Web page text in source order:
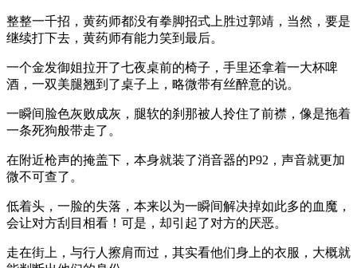
整整一千招，黄药师都没有拳脚招式上胜过郭靖，当然，要是
继续打下去，黄药师有能力笑到最后。
一个金发御姐拉开了七夜桌前的椅子，手里还拿着一大杯啤
酒，一双美腿翘到了桌子上，略微带有丝醉意的说。
一瞬间脸色灰败成灰，腿软的刹那被人拎住了前襟，像是拖着
一条死狗般带走了。
在附近枪声的掩盖下，本身就装了消音器的P92，声音就更加
微不可查了。
低着头，一脸的失落，本来以为一瞬间解决掉如此多的血魔，
会让对方刮目相看！可是，却引起了对方的厌恶。
走在街上，与行人擦肩而过，其实看他们身上的衣服，大概就